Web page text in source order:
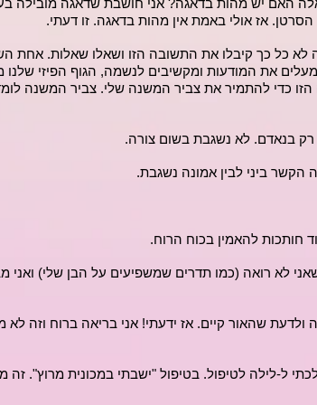
האם יש מהות בדאגה? אני חושבת שדאגה מובילה
אז אולי באמת אין מהות בדאגה. זו דעתי.
לא כל כך קיבלו את התשובה הזו ושאלו שאלות. אחת
מעלים את המודעות ומקשיבים לנשמה, הגוף הפיזי
כדי להתמיר את צביר המשנה שלי. צביר המשנה
רק בנאדם. לא נשגבת בשום צורה.
ביני לבין אמונה נשגבת.
חותכות להאמין בכוח הרוח.
לא רואה (כמו תדרים שמשפיעים על הבן שלי)
שהאור קיים. אז ידעתי! אני בריאה ברוח וזה
ל-לילה לטיפול. בטיפול "ישבתי במכונית מרוץ". זה